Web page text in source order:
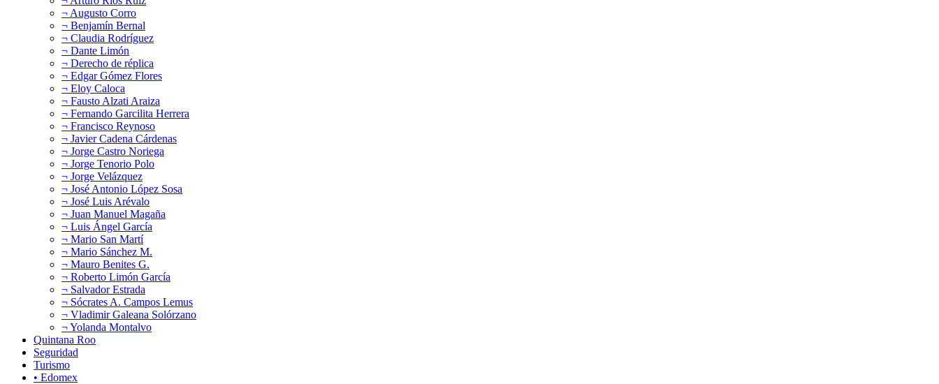
¬ Augusto Corro
¬ Benjamín Bernal
¬ Claudia Rodríguez
¬ Dante Limón
¬ Derecho de réplica
¬ Edgar Gómez Flores
¬ Eloy Caloca
¬ Fausto Alzati Araiza
¬ Fernando Garcilita Herrera
¬ Francisco Reynoso
¬ Javier Cadena Cárdenas
¬ Jorge Castro Noriega
¬ Jorge Tenorio Polo
¬ Jorge Velázquez
¬ José Antonio López Sosa
¬ José Luis Arévalo
¬ Juan Manuel Magaña
¬ Luis Ángel García
¬ Mario San Martí
¬ Mario Sánchez M.
¬ Mauro Benites G.
¬ Roberto Limón García
¬ Salvador Estrada
¬ Sócrates A. Campos Lemus
¬ Vladimir Galeana Solórzano
¬ Yolanda Montalvo
Quintana Roo
Seguridad
Turismo
• Edomex